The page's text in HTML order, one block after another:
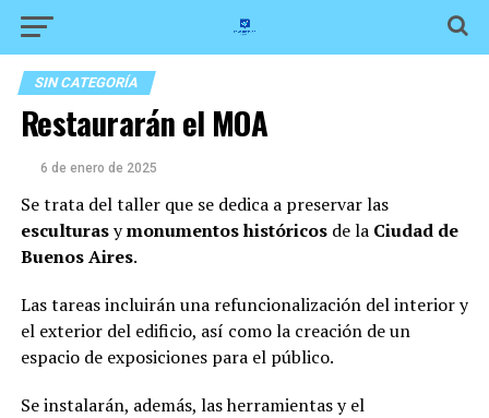
SIN CATEGORÍA
Restaurarán el MOA
6 de enero de 2025
Se trata del taller que se dedica a preservar las
esculturasymonumentos históricos de la Ciudad de
Buenos Aires.
Las tareas incluirán una refuncionalización del interior y
el exterior del edificio, así como la creación de un
espacio de exposiciones para el público.
Se instalarán, además, las herramientas y el